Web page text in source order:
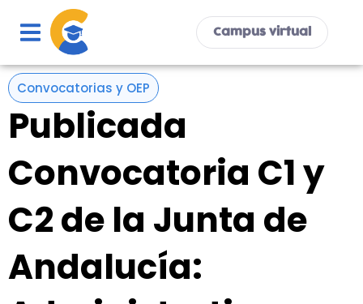
contenido
Campus virtual
Convocatorias y OEP
Publicada
Convocatoria C1 y
C2 de la Junta de
Andalucía: